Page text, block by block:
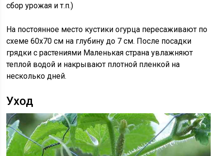
сбор урожая и т.п.)
На постоянное место кустики огурца пересаживают по
схеме 60х70 см на глубину до 7 см. После посадки
грядки с растениями Маленькая страна увлажняют
теплой водой и накрывают плотной пленкой на
несколько дней.
Уход